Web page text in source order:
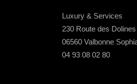
Luxury & Services
230 Route des Dolines
06560 Valbonne
04 93 08 02 80